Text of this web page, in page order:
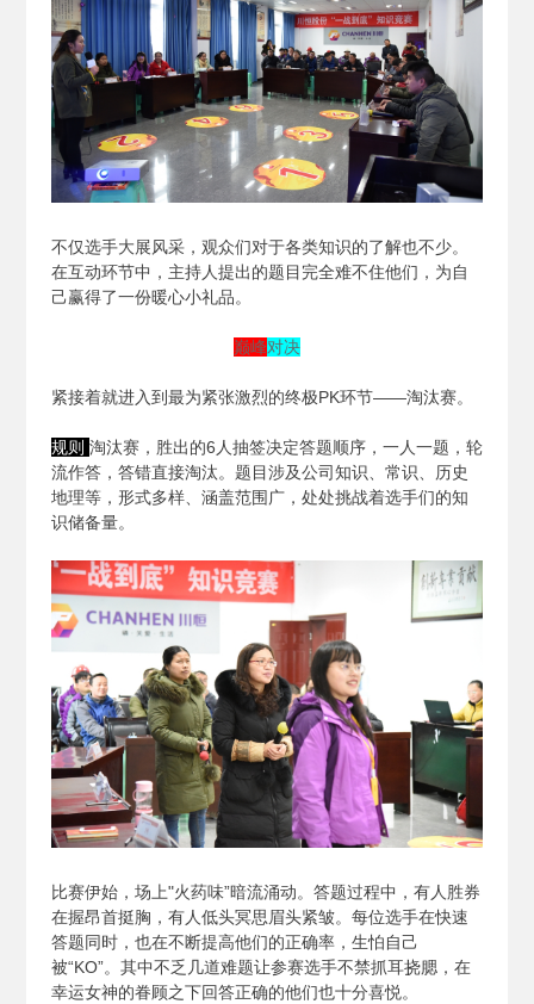
不仅选手大展风采，观众们对于各类知识的了解也不少。
在互动环节中，主持人提出的题目完全难不住他们，为自
己赢得了一份暖心小礼品。
巅峰对决
紧接着就进入到最为紧张激烈的终极PK环节——淘汰赛。
规则 淘汰赛，胜出的6人抽签决定答题顺序，一人一题，轮
流作答，答错直接淘汰。题目涉及公司知识、常识、历史
地理等，形式多样、涵盖范围广，处处挑战着选手们的知
识储备量。
比赛伊始，场上"火药味”暗流涌动。答题过程中，有人胜券
在握昂首挺胸，有人低头冥思眉头紧皱。每位选手在快速
答题同时，也在不断提高他们的正确率，生怕自己
被“KO”。其中不乏几道难题让参赛选手不禁抓耳挠腮，在
幸运女神的眷顾之下回答正确的他们也十分喜悦。